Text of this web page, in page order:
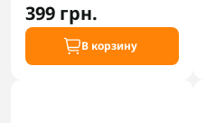
399 грн.
В корзину